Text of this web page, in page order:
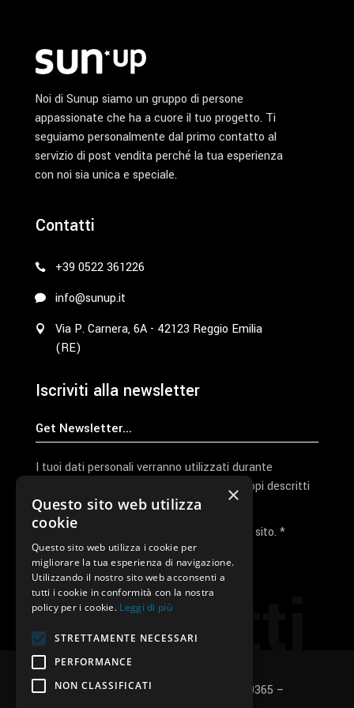
Contatti
Noi di Sunup siamo un gruppo di persone
appassionate che ha a cuore il tuo progetto. Ti
seguiamo personalmente dal primo contatto al
servizio di post vendita perché la tua esperienza
con noi sia unica e speciale.
Contatti
+39 0522 361226
info@sunup.it
Via P. Carnera, 6A - 42123 Reggio Emilia
(RE)
Iscriviti alla newsletter
I tuoi dati personali verranno utilizzati durante
l'elaborazione della richiesta e per altri scopi descritti
nella nostraprivacy policy
Ho letto e accetto la privacy policy del sito. *
Invia I Dati
SUNUP S.r.l. – P.Iva e C.F.: 03496530365 –
×
Questo sito web utilizza
cookie
Questo sito web utilizza i cookie per
migliorare la tua esperienza di navigazione.
Utilizzando il nostro sito web acconsenti a
tutti i cookie in conformità con la nostra
policy per i cookie. Leggi di più
STRETTAMENTE NECESSARI
PERFORMANCE
NON CLASSIFICATI